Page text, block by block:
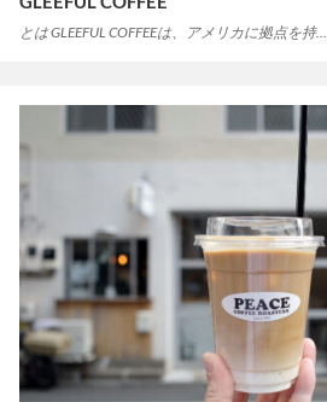
とは GLEEFUL COFFEEは、アメリカに拠点を持…